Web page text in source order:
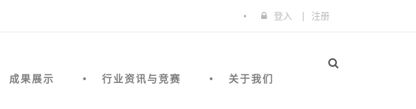
登入 注册
成果展示 行业资讯与竞赛 关于我们